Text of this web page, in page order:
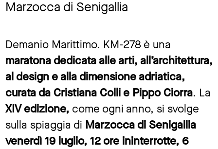
Marzocca di Senigallia
Demanio Marittimo. KM-278 è una
maratona dedicata alle arti, all’architettura,
al design e alla dimensione adriatica,
curata da Cristiana Colli e Pippo Ciorra. La
XIV edizione, come ogni anno, si svolge
sulla spiaggia di Marzocca di Senigallia
venerdì 19 luglio, 12 ore ininterrotte, 6